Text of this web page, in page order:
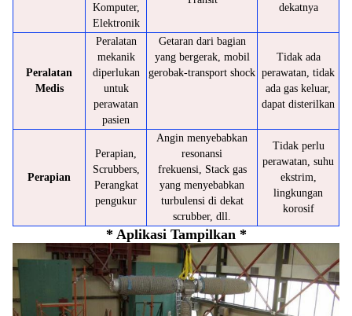
Komputer,
Elektronik
dekatnya
Peralatan
Medis
Peralatan
mekanik
diperlukan
untuk
perawatan
pasien
Getaran dari bagian
yang bergerak, mobil
gerobak-transport shock
Tidak ada
perawatan, tidak
ada gas keluar,
dapat disterilkan
Perapian
Perapian,
Scrubbers,
Perangkat
pengukur
Angin menyebabkan
resonansi
frekuensi, Stack gas
yang menyebabkan
turbulensi di dekat
scrubber, dll.
Tidak perlu
perawatan, suhu
ekstrim,
lingkungan
korosif
* Aplikasi Tampilkan *